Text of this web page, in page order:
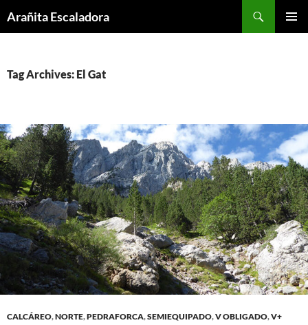
toArañita Escaladora
Tag Archives: El Gat
CALCÁREO,NORTE,PEDRAFORCA,SEMIEQUIPADO,V OBLIGADO,V+